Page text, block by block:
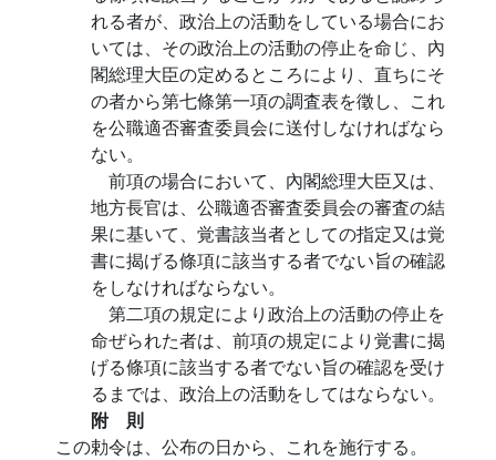
れる者が、政治上の活動をしている場合にお
いては、その政治上の活動の停止を命じ、內
閣総理大臣の定めるところにより、直ちにそ
の者から第七條第一項の調査表を徵し、これ
を公職適否審査委員会に送付しなければなら
ない。
前項の場合において、內閣総理大臣又は、
地方長官は、公職適否審査委員会の審査の結
果に基いて、覚書該当者としての指定又は覚
書に揭げる條項に該当する者でない旨の確認
をしなければならない。
第二項の規定により政治上の活動の停止を
命ぜられた者は、前項の規定により覚書に揭
げる條項に該当する者でない旨の確認を受け
るまでは、政治上の活動をしてはならない。
附 則
この勅令は、公布の日から、これを施行する。